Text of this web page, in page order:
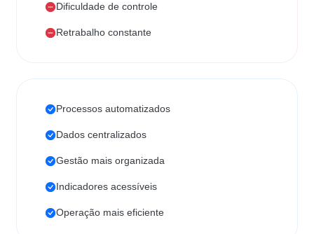
Dificuldade de controle
Retrabalho constante
Processos automatizados
Dados centralizados
Gestão mais organizada
Indicadores acessíveis
Operação mais eficiente